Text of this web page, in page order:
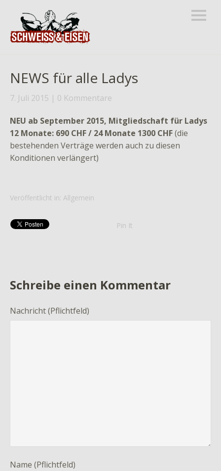
NEWS für alle Ladys
7. Juli 2015 0 Kommentare
NEU ab September 2015, Mitgliedschaft für Ladys
12 Monate: 690 CHF / 24 Monate 1300 CHF(die
bestehenden Verträge werden auch zu diesen
Konditionen verlängert)
Veröffentlicht in: Allgemein
Pin It
Schreibe einen Kommentar
Nachricht(Pflichtfeld)
Name (Pflichtfeld)